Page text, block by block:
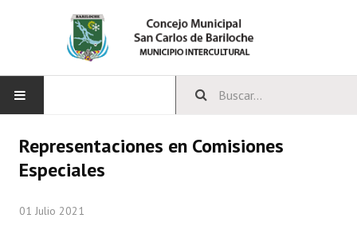
CONCEJO
Bloques Políticos
Representaciones en Comisiones
Especiales
01 Julio 2021